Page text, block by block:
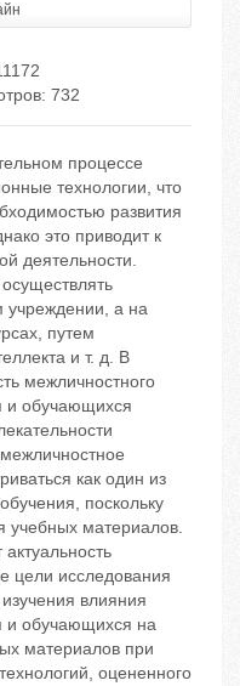
732
процессе
технологии, что
развития
это приводит к
деятельности.
учреждении, а на
путем
и т. д. В
межличностного
и обучающихся
как один из
поскольку
учебных материалов.
цели исследования
влияния
и обучающихся на
материалов при
оцененного